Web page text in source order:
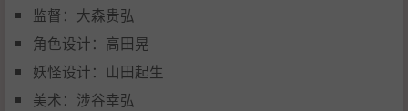
监督：大森贵弘
角色设计：高田晃
妖怪设计：山田起生
美术：涉谷幸弘